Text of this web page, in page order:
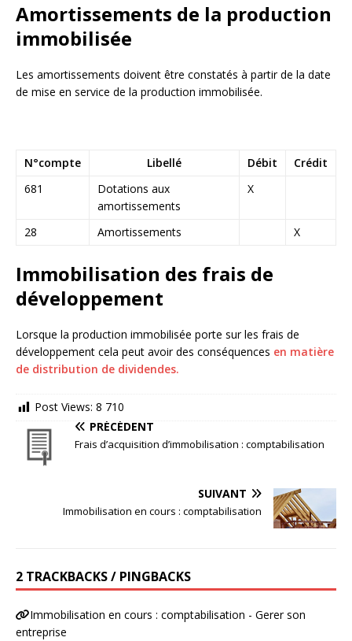
Amortissements de la production
immobilisée
Les amortissements doivent être constatés à partir de la date
de mise en service de la production immobilisée.
N°compte Libellé Débit
Crédit
681
Dotations aux
amortissements
X
28 Amortissements X
Immobilisation des frais de
développement
Lorsque la production immobilisée porte sur les frais de
développement cela peut avoir des conséquences en matière
de distribution de dividendes.
Post Views: 8 710
PRÉCÉDENT
Frais d’acquisition d’immobilisation : comptabilisation
SUIVANT
Immobilisation en cours : comptabilisation
2 TRACKBACKS / PINGBACKS
Immobilisation en cours : comptabilisation - Gerer son
entreprise